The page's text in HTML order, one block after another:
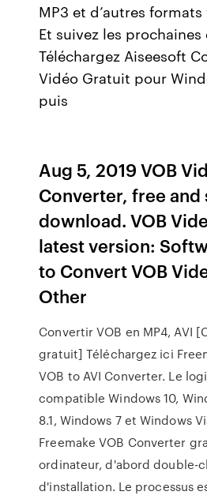
MP3 et d’autres
Et suivez les prochaines
Téléchargez Aiseesoft
Vidéo Gratuit pour
puis
Aug 5, 2019 VOB
Converter, free and
download. VOB
latest version:
to Convert VOB
Other
Convertir VOB en MP4, AVI
gratuit] Téléchargez ici
VOB to AVI Converter. Le
compatible Windows 10,
8.1, Windows 7 et Windows
Freemake VOB Converter
ordinateur, d'abord double-
d'installation. Le processus